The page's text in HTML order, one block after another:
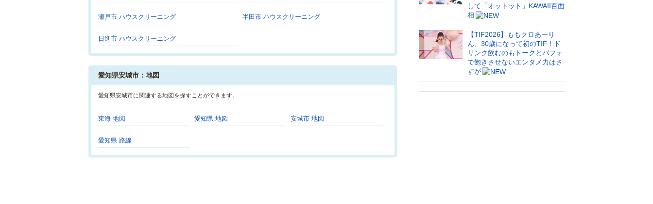
瀬戸市 ハウスクリーニング 半田市 ハウスクリーニング
日進市 ハウスクリーニング
愛知県安城市：地図
愛知県安城市に関連する地図を探すことができます。
東海 地図 愛知県 地図 安城市 地図
愛知県 路線
して「オットット」KAWAII百面
相
【TIF2026】ももクロあーり
ん、30歳になって初のTIF！ド
リンク飲むのもトークとパフォ
で飽きさせないエンタメ力はさ
すが